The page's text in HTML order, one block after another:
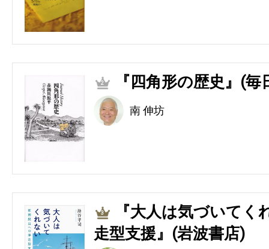
2 『四角形の歴史』(毎
南 伸坊
3
『大人は気づいてく
走型支援』(岩波書店)